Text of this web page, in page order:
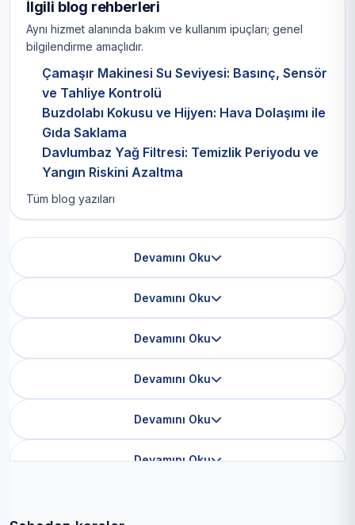
İlgili blog rehberleri
Aynı hizmet alanında bakım ve kullanım ipuçları; genel
bilgilendirme amaçlıdır.
Çamaşır Makinesi Su Seviyesi: Basınç, Sensör
ve Tahliye Kontrolü
Buzdolabı Kokusu ve Hijyen: Hava Dolaşımı ile
Gıda Saklama
Davlumbaz Yağ Filtresi: Temizlik Periyodu ve
Yangın Riskini Azaltma
Tüm blog yazıları
Devamını Oku
Devamını Oku
Devamını Oku
Devamını Oku
Devamını Oku
Devamını Oku